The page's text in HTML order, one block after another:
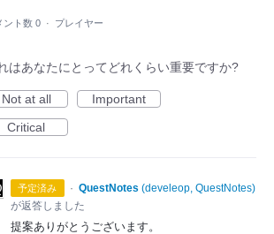
ント数 0 · プレイヤー
はあなたにとってどれくらい重要ですか?
Not at all
Important
Critical
予定済み · QuestNotes (develeop, QuestNotes)
が返答しました
提案ありがとうございます。